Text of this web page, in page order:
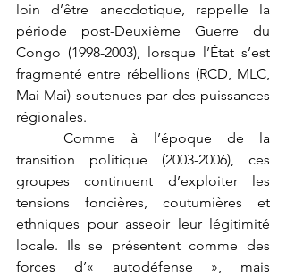
loin d’être anecdotique, rappelle la
période post-Deuxième Guerre du
Congo (1998-2003), lorsque l’État s’est
fragmenté entre rébellions (RCD, MLC,
Mai-Mai) soutenues par des puissances
régionales.
	Comme à l’époque de la
transition politique (2003-2006), ces
groupes continuent d’exploiter les
tensions foncières, coutumières et
ethniques pour asseoir leur légitimité
locale. Ils se présentent comme des
forces d’« autodéfense », mais